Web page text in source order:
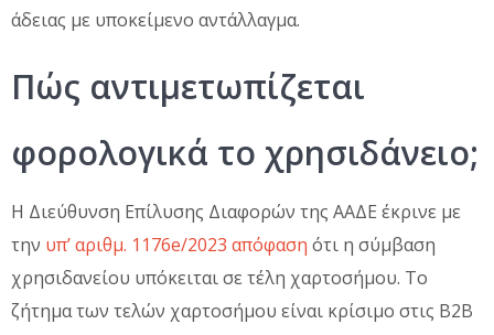
άδειας με υποκείμενο αντάλλαγμα.
Πώς αντιμετωπίζεται
φορολογικά το χρησιδάνειο;
Η Διεύθυνση Επίλυσης Διαφορών της ΑΑΔΕ έκρινε με
την υπ’ αριθμ. 1176e/2023 απόφαση ότι η σύμβαση
χρησιδανείου υπόκειται σε τέλη χαρτοσήμου. Το
ζήτημα των τελών χαρτοσήμου είναι κρίσιμο στις Β2Β